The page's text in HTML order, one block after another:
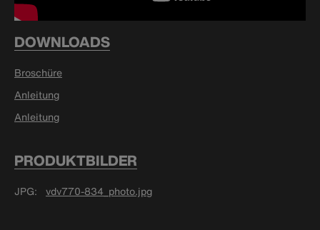
DOWNLOADS
Broschüre
Anleitung
Anleitung
PRODUKTBILDER
JPG vdv770-834_photo.jpg